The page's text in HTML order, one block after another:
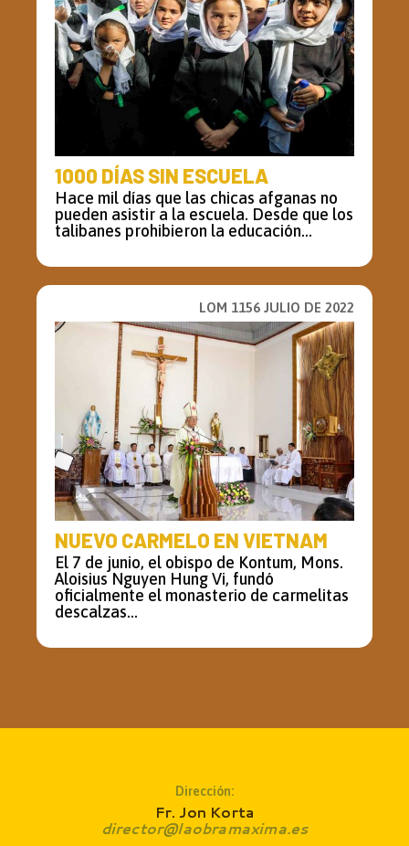
1000 DÍAS SIN ESCUELA
Hace mil días que las chicas afganas no
pueden asistir a la escuela. Desde que los
talibanes prohibieron la educación...
LOM 1156 JULIO DE 2022
NUEVO CARMELO EN VIETNAM
El 7 de junio, el obispo de Kontum, Mons.
Aloisius Nguyen Hung Vi, fundó
oficialmente el monasterio de carmelitas
descalzas...
Dirección:
Fr. Jon Korta
director@laobramaxima.es